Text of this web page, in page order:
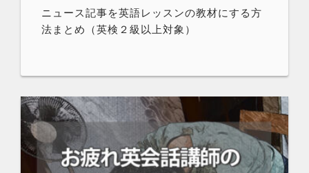
ニュース記事を英語レッスンの教材にする方
法まとめ（英検２級以上対象）